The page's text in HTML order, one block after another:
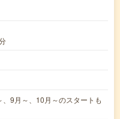
9月～、10月～のスタートも